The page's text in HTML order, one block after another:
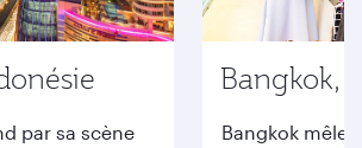
par sa scène
Bangkok,
Bangkok mêle